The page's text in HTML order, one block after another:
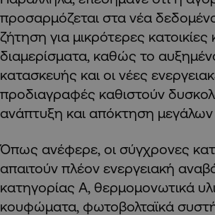
προσαρμόζεται στα νέα
ζήτηση για μικρότερες κατοικίες
διαμερίσματα, καθώς το
κατασκευής και οι νέες
προδιαγραφές καθιστούν
ανάπτυξη και απόκτηση μεγάλων
Όπως ανέφερε, οι σύγχρονες
απαιτούν πλέον ενεργειακή
κατηγορίας Α, θερμομονωτικά
κουφώματα, φωτοβολταϊκά